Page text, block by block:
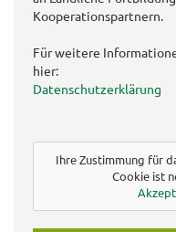
Kooperationspartnern.
Für weitere
hier:
Datenschutzerklärung
Ihre Zustimmung für
Cookie ist